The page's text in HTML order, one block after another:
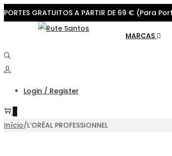
PORTES GRATUITOS A PARTIR DE 69 € (Para
MARCAS
Login / Register
0
Início/L’ORÉAL PROFESSIONNEL